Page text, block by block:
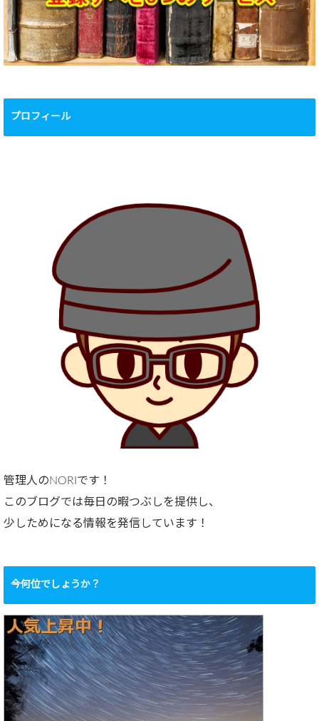
プロフィール
管理人のNORIです！
このブログでは毎日の暇つぶしを提供し、
少しためになる情報を発信しています！
今何位でしょうか？